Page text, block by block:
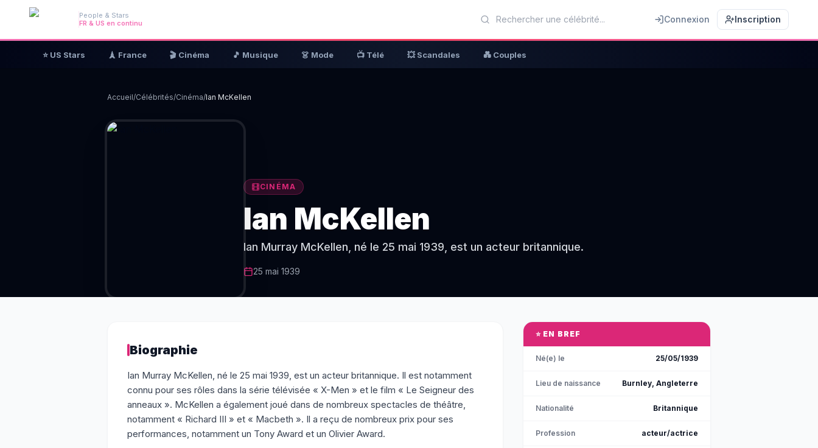
People & Stars
FR & US en continu
Connexion Inscription
⭐ US Stars 🗼 France 🎬 Cinéma 🎵 Musique 👗 Mode 📺 Télé 💥 Scandales 💑 Couples
Accueil/Célébrités/Cinéma/Ian McKellen
CINÉMA
Ian McKellen
Ian Murray McKellen, né le 25 mai 1939, est un acteur britannique.
25 mai 1939
Biographie
Ian Murray McKellen, né le 25 mai 1939, est un acteur britannique. Il est notamment
connu pour ses rôles dans la série télévisée « X-Men » et le film « Le Seigneur des
anneaux ». McKellen a également joué dans de nombreux spectacles de théâtre,
notamment « Richard III » et « Macbeth ». Il a reçu de nombreux prix pour ses
performances, notamment un Tony Award et un Olivier Award.
⭐ EN BREF
Né(e) le 25/05/1939
Lieu de naissance Burnley, Angleterre
Nationalité Britannique
Profession acteur/actrice